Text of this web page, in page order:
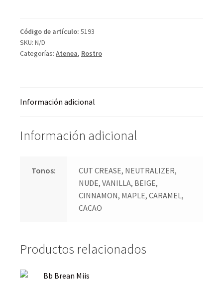
Código de artículo: 5193
SKU: N/D
Categorías: Atenea, Rostro
Información adicional
Información adicional
Tonos:
CUT CREASE, NEUTRALIZER,
NUDE, VANILLA, BEIGE,
CINNAMON, MAPLE, CARAMEL,
CACAO
Productos relacionados